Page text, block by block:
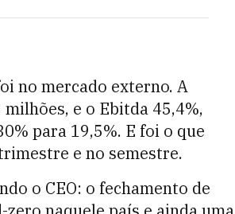
no mercado externo. A
e o Ebitda 45,4%,
para 19,5%. E foi o que
e no semestre.
o CEO: o fechamento de